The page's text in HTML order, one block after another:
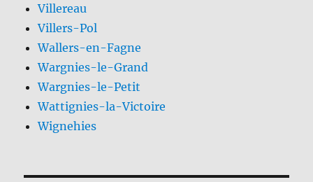
Villereau
Villers-Pol
Wallers-en-Fagne
Wargnies-le-Grand
Wargnies-le-Petit
Wattignies-la-Victoire
Wignehies